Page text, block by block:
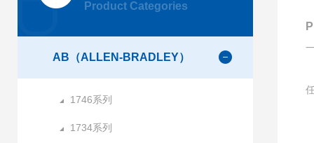
Product Categories
AB（ALLEN-BRADLEY）
1746系列
1734系列